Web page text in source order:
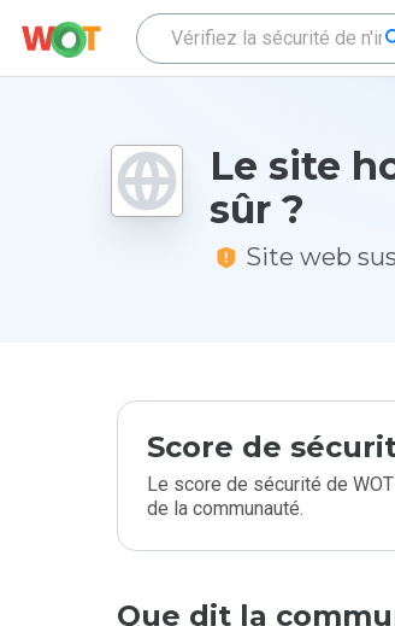
Le site
sûr ?
Site web
Score de
Le score de sécurité de
de la communauté.
Que dit la